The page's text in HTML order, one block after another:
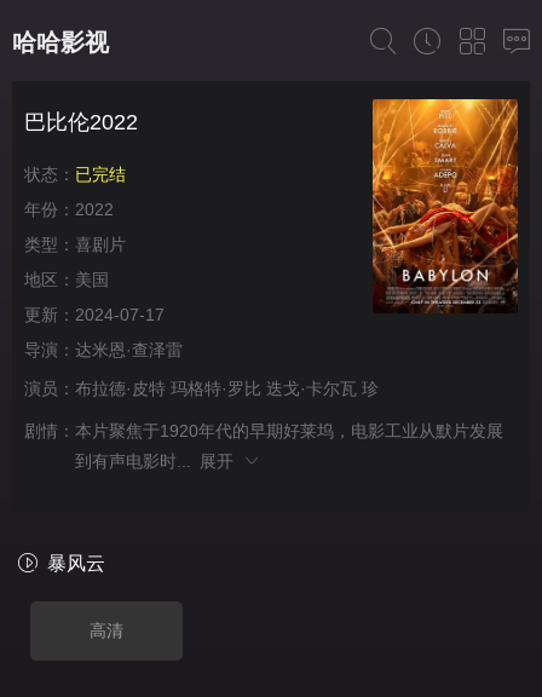
哈哈影视
巴比伦2022
状态： 已完结
年份： 2022
类型： 喜剧片
地区： 美国
更新： 2024-07-17
导演： 达米恩·查泽雷
演员： 布拉德·皮特 玛格特·罗比 迭戈·卡尔瓦 珍
剧情： 本片聚焦于1920年代的早期好莱坞，电影工业从默片发展
到有声电影时...
展开
暴风云
高清